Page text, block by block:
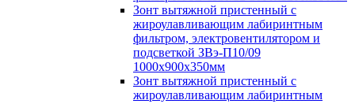
Зонт вытяжной пристенный с
жироулавливающим лабиринтным
фильтром, электровентилятором и
подсветкой ЗВэ-П10/09
1000х900х350мм
Зонт вытяжной пристенный с
жироулавливающим лабиринтным